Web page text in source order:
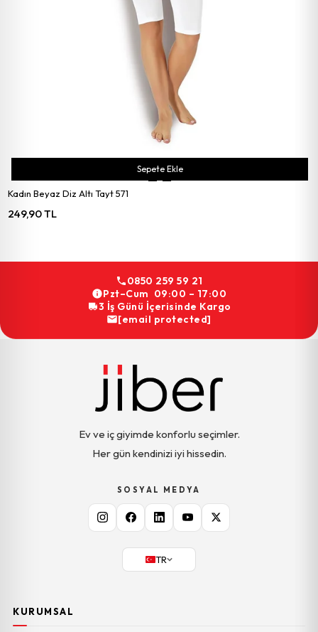
Kadın Beyaz Diz Altı Tayt 571
249,90 TL
Sepete Ekle
0850 259 59 21
Pzt–Cum 09:00 – 17:00
3 İş Günü İçerisinde Kargo
[email protected]
Ev ve iç giyimde konforlu seçimler.
Her gün kendinizi iyi hissedin.
SOSYAL MEDYA
TR
KURUMSAL